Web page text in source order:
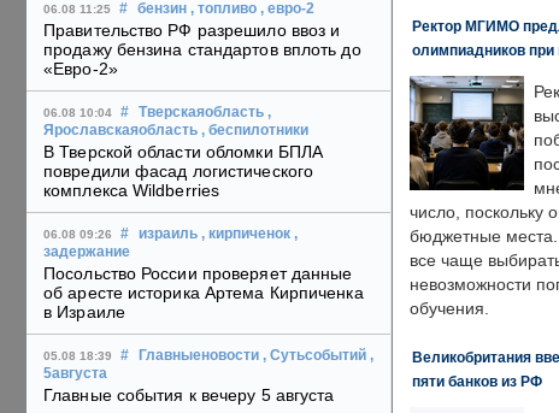
06.08 11:25 # бензин , топливо , евро-2
Правительство РФ разрешило ввоз и
продажу бензина стандартов вплоть до
«Евро-2»
06.08 10:04 # Тверскаяобласть ,
Ярославскаяобласть , беспилотники
В Тверской области обломки БПЛА
повредили фасад логистического
комплекса Wildberries
06.08 09:26 # израиль , кирпиченок ,
задержание
Посольство России проверяет данные
об аресте историка Артема Кирпиченка
в Израиле
05.08 18:39 # Главныеновости , Сутьсобытий ,
5августа
Главные события к вечеру 5 августа
Ректор МГИМО
олимпиадников
число, поскольку
бюджетные места.
все чаще
невозможности
обучения.
Великобритания
пяти банков из РФ